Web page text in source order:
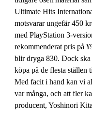
Ultimate Hits
motsvarar ungefär 450
med PlayStation 3-
rekommenderat pris på
blir dryga 830. Dock ska
köpa på de flesta ställen
Med facit i hand kan vi
var många, och att fler
producent, Yoshinori